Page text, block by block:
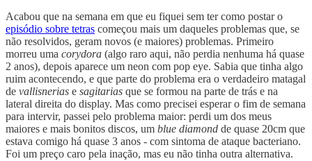
Acabou que na semana em que eu fiquei sem ter como postar o
episódio sobre tetras começou mais um daqueles problemas que, se
não resolvidos, geram novos (e maiores) problemas. Primeiro
morreu uma corydora (algo raro aqui, não perdia nenhuma há quase
2 anos), depois aparece um neon com pop eye. Sabia que tinha algo
ruim acontecendo, e que parte do problema era o verdadeiro matagal
de vallisnerias e sagitarias que se formou na parte de trás e na
lateral direita do display. Mas como precisei esperar o fim de semana
para intervir, passei pelo problema maior: perdi um dos meus
maiores e mais bonitos discos, um blue diamond de quase 20cm que
estava comigo há quase 3 anos - com sintoma de ataque bacteriano.
Foi um preço caro pela inação, mas eu não tinha outra alternativa.